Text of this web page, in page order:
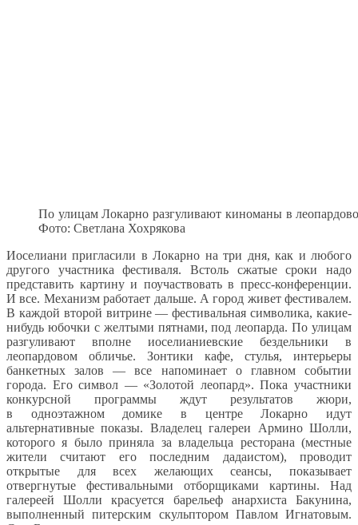
По улицам Локарно разгуливают киноманы в
Фото: Светлана Хохрякова
Иоселиани пригласили в Локарно на три дня, как и любого
другого участника фестиваля. Встоль сжатые сроки надо
представить картину и поучаствовать в пресс-конференции.
И все. Механизм работает дальше. А город живет фестивалем.
В каждой второй витрине — фестивальная символика, какие-
нибудь юбочки с желтыми пятнами, под леопарда. По улицам
разгуливают вполне иоселианиевские бездельники в
леопардовом обличье. Зонтики кафе, стулья, интерьеры
банкетных залов — все напоминает о главном событии
города. Его символ — «Золотой леопард». Пока участники
конкурсной программы ждут результатов жюри,
в одноэтажном домике в центре Локарно идут
альтернативные показы. Владелец галереи Армино Шолли,
которого я было приняла за владельца ресторана (местные
жители считают его последним дадаистом), проводит
открытые для всех желающих сеансы, показывает
отвергнутые фестивальными отборщиками картины. Над
галереей Шолли красуется барельеф анархиста Бакунина,
выполненный питерским скульптором Павлом Игнатовым.